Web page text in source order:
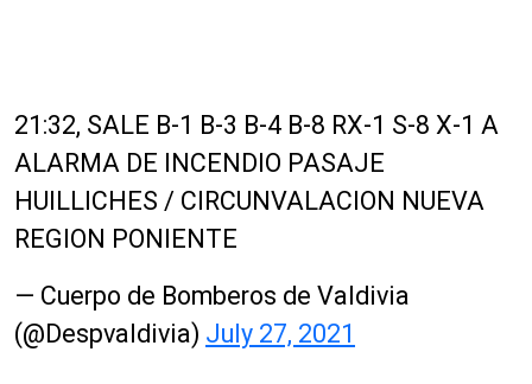
21:32, SALE B-1 B-3 B-4 B-8 RX-1 S-8 X-1 A
ALARMA DE INCENDIO PASAJE
HUILLICHES / CIRCUNVALACION NUEVA
REGION PONIENTE
— Cuerpo de Bomberos de Valdivia
(@Despvaldivia) July 27, 2021